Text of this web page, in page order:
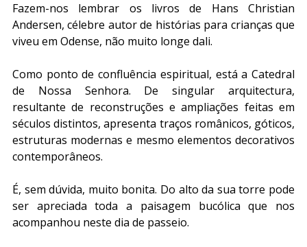
Fazem-nos lembrar os livros de Hans Christian
Andersen, célebre autor de histórias para crianças que
viveu em Odense, não muito longe dali.
Como ponto de confluência espiritual, está a Catedral
de Nossa Senhora. De singular arquitectura,
resultante de reconstruções e ampliações feitas em
séculos distintos, apresenta traços românicos, góticos,
estruturas modernas e mesmo elementos decorativos
contemporâneos.
É, sem dúvida, muito bonita. Do alto da sua torre pode
ser apreciada toda a paisagem bucólica que nos
acompanhou neste dia de passeio.